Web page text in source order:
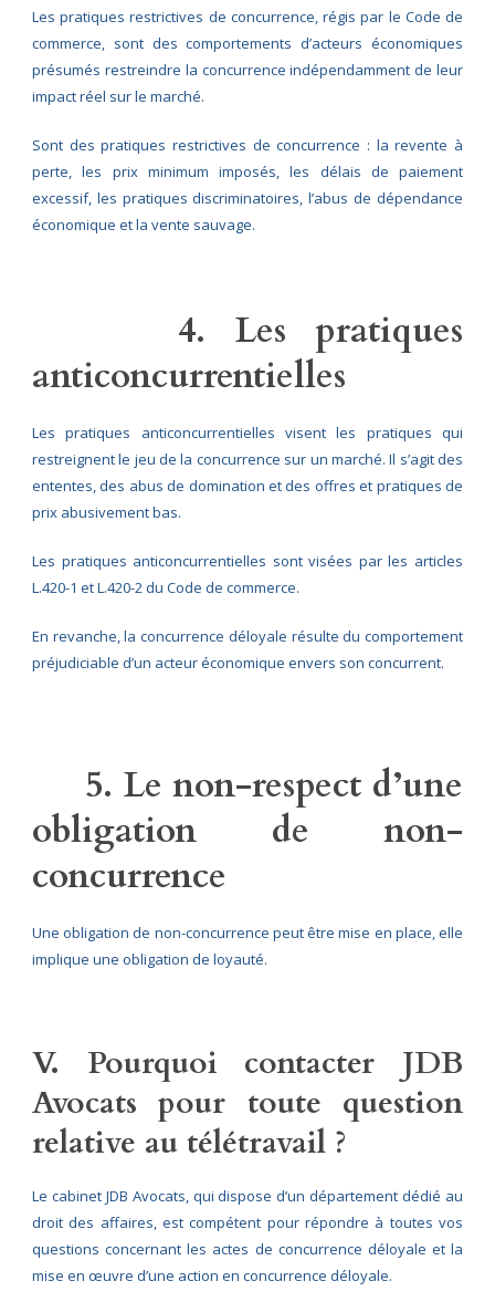
Les pratiques restrictives de concurrence, régis par le Code de
commerce, sont des comportements d’acteurs économiques
présumés restreindre la concurrence indépendamment de leur
impact réel sur le marché.
Sont des pratiques restrictives de concurrence : la revente à
perte, les prix minimum imposés, les délais de paiement
excessif, les pratiques discriminatoires, l’abus de dépendance
économique et la vente sauvage.
4. Les pratiques
anticoncurrentielles
Les pratiques anticoncurrentielles visent les pratiques qui
restreignent le jeu de la concurrence sur un marché. Il s’agit des
ententes, des abus de domination et des offres et pratiques de
prix abusivement bas.
Les pratiques anticoncurrentielles sont visées par les articles
L.420-1 et L.420-2 du Code de commerce.
En revanche, la concurrence déloyale résulte du comportement
préjudiciable d’un acteur économique envers son concurrent.
5. Le non-respect d’une
obligation de non-
concurrence
Une obligation de non-concurrence peut être mise en place, elle
implique une obligation de loyauté.
V. Pourquoi contacter JDB
Avocats pour toute question
relative au télétravail ?
Le cabinet JDB Avocats, qui dispose d’un département dédié au
droit des affaires, est compétent pour répondre à toutes vos
questions concernant les actes de concurrence déloyale et la
mise en œuvre d’une action en concurrence déloyale.